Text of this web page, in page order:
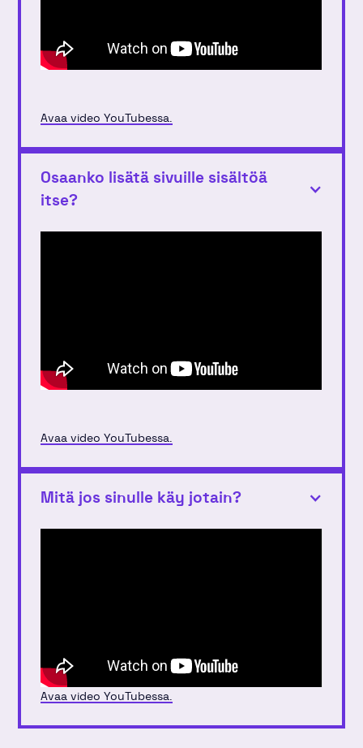
Avaa video YouTubessa.
Osaanko lisätä sivuille sisältöä
itse?
Avaa video YouTubessa.
Mitä jos sinulle käy jotain?
Avaa video YouTubessa.